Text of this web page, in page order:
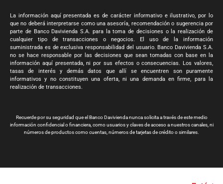
La información aquí presentada es de carácter informativo e ilustrativo, por lo
que no deberá interpretarse como una asesoría, recomendación o sugerencia por
parte de Banco Davivienda S.A. para la toma de decisiones o la realización de
cualquier tipo de transacciones o negocios. El uso de la información
suministrada es de exclusiva responsabilidad del usuario. Banco Davivienda S.A.
no se hace responsable por las decisiones que sean tomadas con base en la
información aquí presentada, ni por sus efectos o consecuencias. Los valores,
tasas de interés y demás datos que allí se encuentren son puramente
informativos y no constituyen una oferta, ni una demanda en firme, para la
realización de transacciones.
Recuerde por su seguridad que el Banco Davivienda nunca solicita a través de este medio
información confidencial o financiera, como usuarios y claves de acceso a nuestros canales, ni
números de productos como cuentas, números de tarjetas de crédito o similares.